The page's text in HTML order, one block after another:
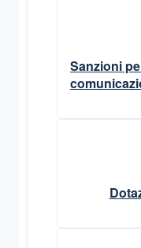
Sanzioni